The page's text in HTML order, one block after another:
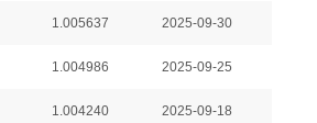
1.005637 2025-09-30
1.004986 2025-09-25
1.004240 2025-09-18